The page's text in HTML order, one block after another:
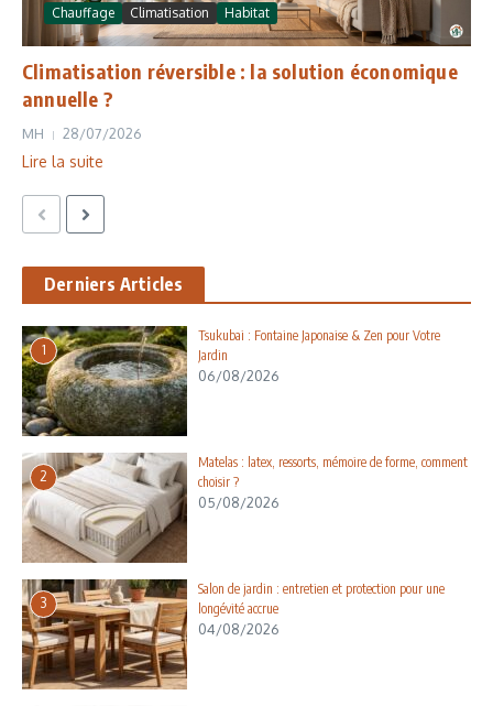
Chauffage Climatisation Habitat
Climatisation réversible : la solution économique
annuelle ?
MH 28/07/2026
Lire la suite
Derniers Articles
1
Tsukubai : Fontaine Japonaise & Zen pour Votre
Jardin
06/08/2026
2
Matelas : latex, ressorts, mémoire de forme, comment
choisir ?
05/08/2026
3
Salon de jardin : entretien et protection pour une
longévité accrue
04/08/2026